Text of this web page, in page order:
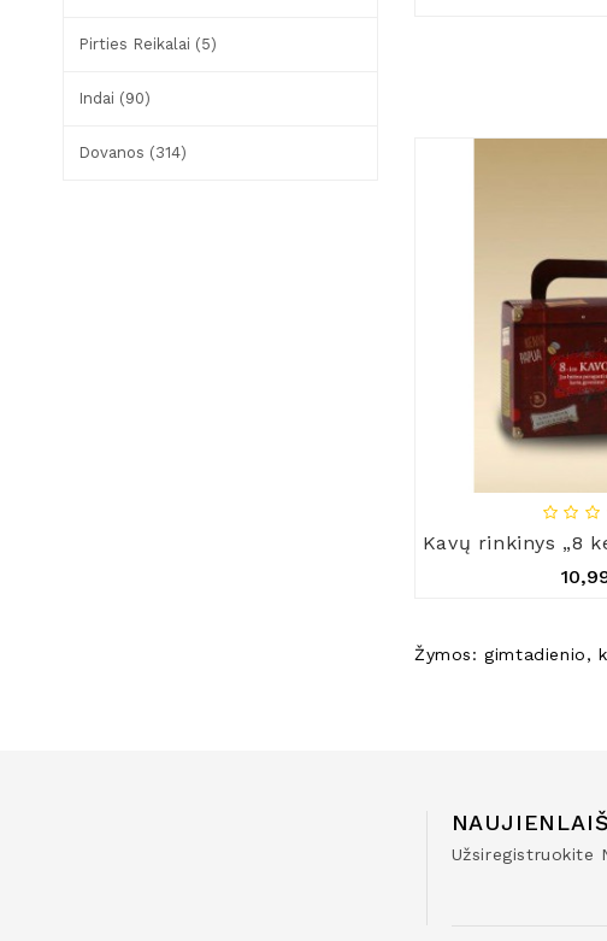
Pirties Reikalai (5)
Indai (90)
Dovanos (314)
Kavų rinkinys „8
Žymos:gimtadienio,
Užsiregistruokite